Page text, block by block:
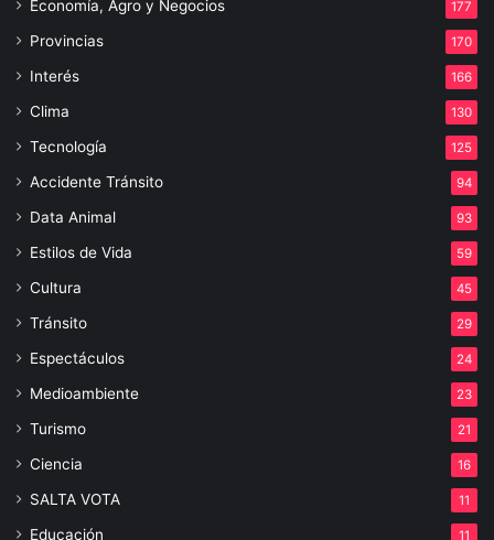
Economía, Agro y Negocios 177
Provincias 170
Interés 166
Clima 130
Tecnología 125
Accidente Tránsito 94
Data Animal 93
Estilos de Vida 59
Cultura 45
Tránsito 29
Espectáculos 24
Medioambiente 23
Turismo 21
Ciencia 16
SALTA VOTA 11
Educación 11